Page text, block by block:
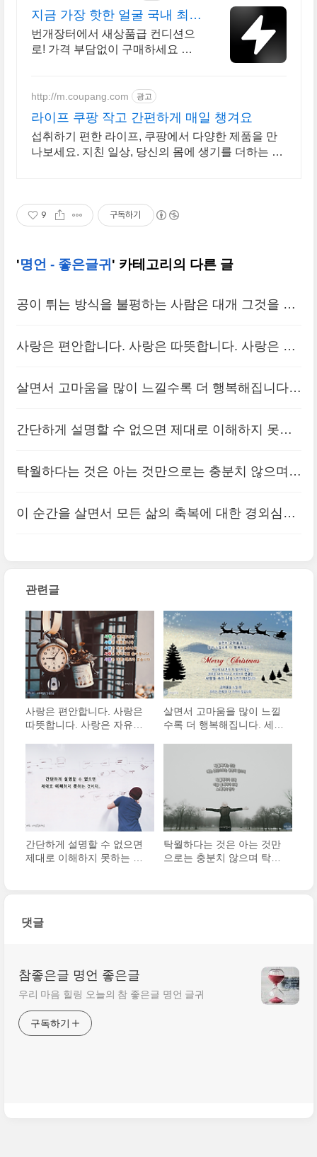
지금 가장 핫한 얼굴 국내 최대
브랜드 중고거래
번개장터에서 새상품급 컨디션으
로! 가격 부담없이 구매하세요 전
품 업로드
http://m.coupang.com 광고
라이프 쿠팡 작고 간편하게 매일 챙겨요
섭취하기 편한 라이프, 쿠팡에서 다양한 제품을 만
나보세요. 지친 일상, 당신의 몸에 생기를 더하는 건
9 구독하기
'명언 - 좋은글귀 ' 카테고리의 다른 글
공이 튀는 방식을 불평하는 사람은 대개 그것을 받
사랑은 편안합니다. 사랑은 따뜻합니다. 사랑은 자
살면서 고마움을 많이 느낄수록 더 행복해집니다.
문입니다.
(0)
간단하게 설명할 수 없으면 제대로 이해하지 못하
탁월하다는 것은 아는 것만으로는 충분치 않으며
이 순간을 살면서 모든 삶의 축복에 대한 경외심을
관련글
사랑은 편안합니다. 사랑은
따뜻합니다. 사랑은 자유롭
가 없습니다.
살면서 고마움을 많이 느낄
수록 더 행복해집니다. 세상
서로 연결된 "사람들 속의
나"를 느끼기 때문입니다.
간단하게 설명할 수 없으면
제대로 이해하지 못하는 것
탁월하다는 것은 아는 것만
으로는 충분치 않으며 탁월
댓글
참좋은글 명언 좋은글
우리 마음 힐링 오늘의 참 좋은글 명언 글귀
구독하기